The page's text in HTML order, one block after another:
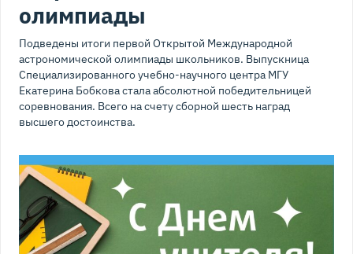
олимпиады
Подведены итоги первой Открытой Международной
астрономической олимпиады школьников. Выпускница
Специализированного учебно-научного центра МГУ
Екатерина Бобкова стала абсолютной победительницей
соревнования. Всего на счету сборной шесть наград
высшего достоинства.